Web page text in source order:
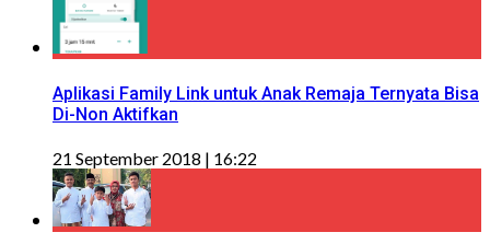
Aplikasi Family Link untuk Anak Remaja Ternyata Bisa
Di-Non Aktifkan
21 September 2018 | 16:22